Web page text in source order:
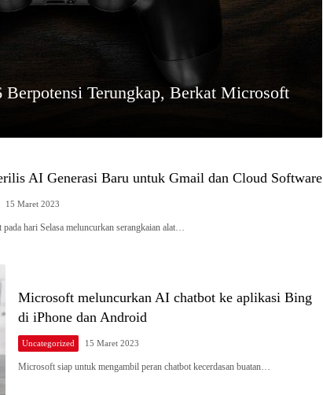
Terungkap, Berkat Microsoft
AI Generasi Baru untuk Gmail dan Cloud Software
15 Maret 2023
hari Selasa meluncurkan serangkaian alat…
Microsoft meluncurkan AI chatbot ke aplikasi Bing
di iPhone dan Android
Uncategorized 15 Maret 2023
Microsoft siap untuk mengambil peran chatbot kecerdasan buatan…